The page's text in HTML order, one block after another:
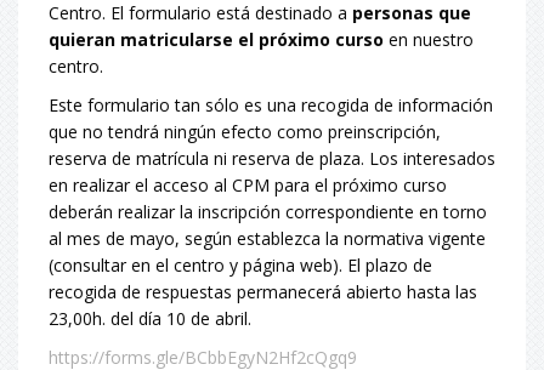
Centro. El formulario está destinado a personas que
quieran matricularse el próximo curso en nuestro
centro.
Este formulario tan sólo es una recogida de información
que no tendrá ningún efecto como preinscripción,
reserva de matrícula ni reserva de plaza. Los interesados
en realizar el acceso al CPM para el próximo curso
deberán realizar la inscripción correspondiente en torno
al mes de mayo, según establezca la normativa vigente
(consultar en el centro y página web). El plazo de
recogida de respuestas permanecerá abierto hasta las
23,00h. del día 10 de abril.
https://forms.gle/BCbbEgyN2Hf2cQgq9